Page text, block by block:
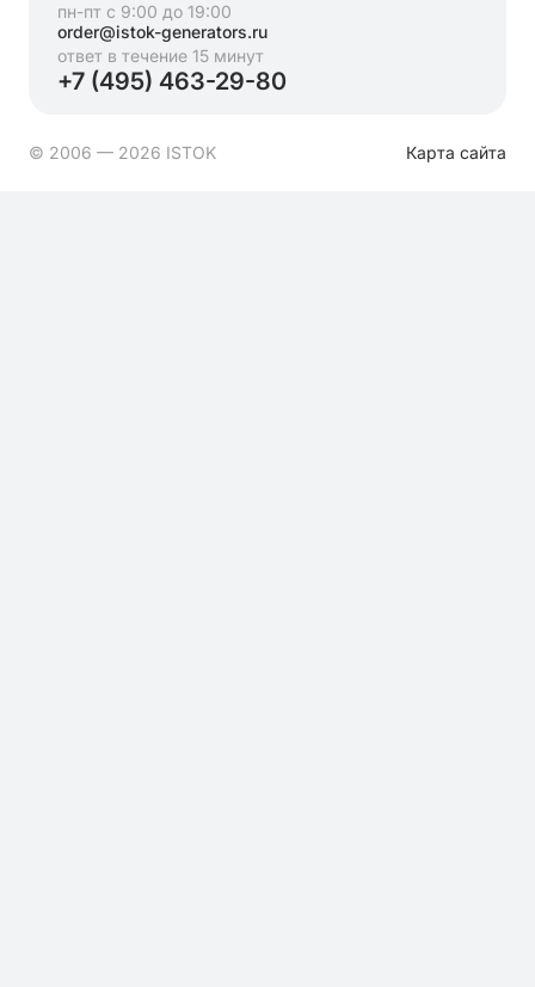
пн-пт с 9:00 до 19:00
order@istok-generators.ru
ответ в течение 15 минут
+7 (495) 463-29-80
© 2006 — 2026 ISTOK Карта сайта